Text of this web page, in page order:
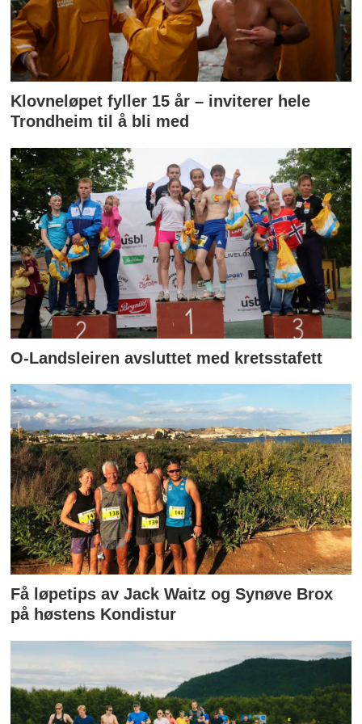
Klovneløpet fyller 15 år – inviterer hele
Trondheim til å bli med
O-Landsleiren avsluttet med kretsstafett
Få løpetips av Jack Waitz og Synøve Brox
på høstens Kondistur